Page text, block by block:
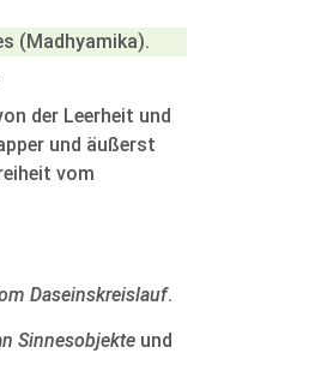
(Madhyamika).
der Leerheit und
und äußerst
vom
Daseinskreislauf.
Sinnesobjekte und